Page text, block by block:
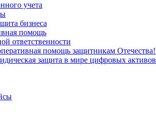
учета
бизнеса
помощь
ответственности
помощь защитникам Отечества!
защита в мире цифровых активов